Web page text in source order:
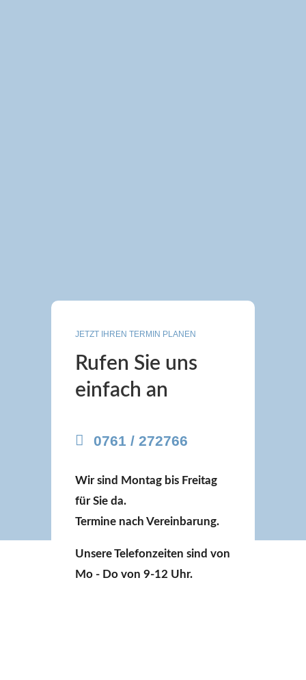
JETZT IHREN TERMIN PLANEN
Rufen Sie uns
einfach an
0761 / 272766
Wir sind Montag bis Freitag
für Sie da.
Termine nach Vereinbarung.
Unsere Telefonzeiten sind von
Mo - Do von 9-12 Uhr.